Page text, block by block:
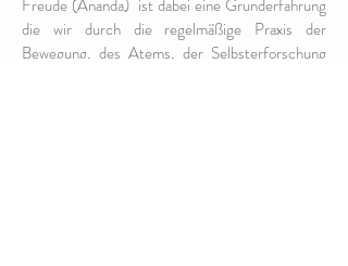
Freude (Ananda) ist dabei eine Grunderfahrung
die wir durch die regelmäßige Praxis der
Bewegung, des Atems, der Selbsterforschung